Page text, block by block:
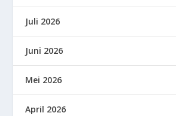
Juli 2026
Juni 2026
Mei 2026
April 2026